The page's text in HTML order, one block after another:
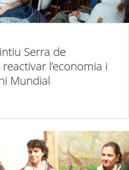
Serra de
l’economia i
Mundial